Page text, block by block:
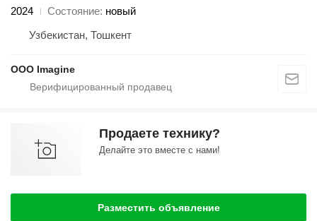
2024
Состояние новый
Узбекистан, Тошкент
OOO Imagine
Продаете технику?
Делайте это вместе с нами!
Разместить объявление